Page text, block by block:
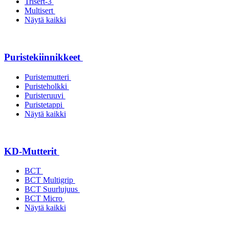
Multisert
Näytä kaikki
Puristekiinnikkeet
Puristemutteri
Puristeholkki
Puristeruuvi
Puristetappi
Näytä kaikki
KD-Mutterit
BCT
BCT Multigrip
BCT Suurlujuus
BCT Micro
Näytä kaikki